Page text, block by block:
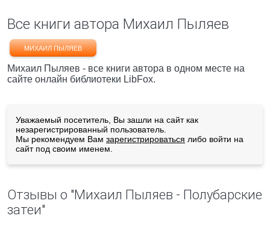
Все книги автора Михаил Пыляев
МИХАИЛ ПЫЛЯЕВ
Михаил Пыляев - все книги автора в одном месте на
сайте онлайн библиотеки LibFox.
Уважаемый посетитель, Вы зашли на сайт как
незарегистрированный пользователь.
Мы рекомендуем Вам зарегистрироваться либо войти на
сайт под своим именем.
Отзывы о "Михаил Пыляев - Полубарские
затеи"